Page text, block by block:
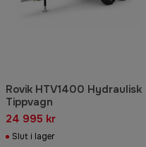
Rovik HTV1400 Hydraulisk
Tippvagn
24 995 kr
Slut i lager